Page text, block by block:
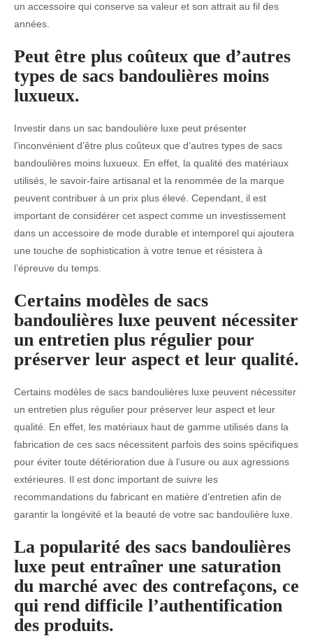
un accessoire qui conserve sa valeur et son attrait au fil des
années.
Peut être plus coûteux que d’autres
types de sacs bandoulières moins
luxueux.
Investir dans un sac bandoulière luxe peut présenter
l’inconvénient d’être plus coûteux que d’autres types de sacs
bandoulières moins luxueux. En effet, la qualité des matériaux
utilisés, le savoir-faire artisanal et la renommée de la marque
peuvent contribuer à un prix plus élevé. Cependant, il est
important de considérer cet aspect comme un investissement
dans un accessoire de mode durable et intemporel qui ajoutera
une touche de sophistication à votre tenue et résistera à
l’épreuve du temps.
Certains modèles de sacs
bandoulières luxe peuvent nécessiter
un entretien plus régulier pour
préserver leur aspect et leur qualité.
Certains modèles de sacs bandoulières luxe peuvent nécessiter
un entretien plus régulier pour préserver leur aspect et leur
qualité. En effet, les matériaux haut de gamme utilisés dans la
fabrication de ces sacs nécessitent parfois des soins spécifiques
pour éviter toute détérioration due à l’usure ou aux agressions
extérieures. Il est donc important de suivre les
recommandations du fabricant en matière d’entretien afin de
garantir la longévité et la beauté de votre sac bandoulière luxe.
La popularité des sacs bandoulières
luxe peut entraîner une saturation
du marché avec des contrefaçons, ce
qui rend difficile l’authentification
des produits.